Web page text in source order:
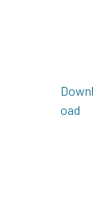
Downl
oad